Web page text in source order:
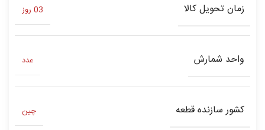
زمان تحویل کالا 03 روز
واحد شمارش عدد
کشور سازنده قطعه چین